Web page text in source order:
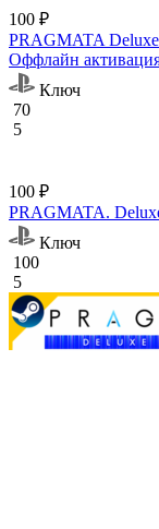
100 ₽
PRAGMATA
Оффлайн
Ключ
70
5
100 ₽
PRAGMATA.
Ключ
100
5